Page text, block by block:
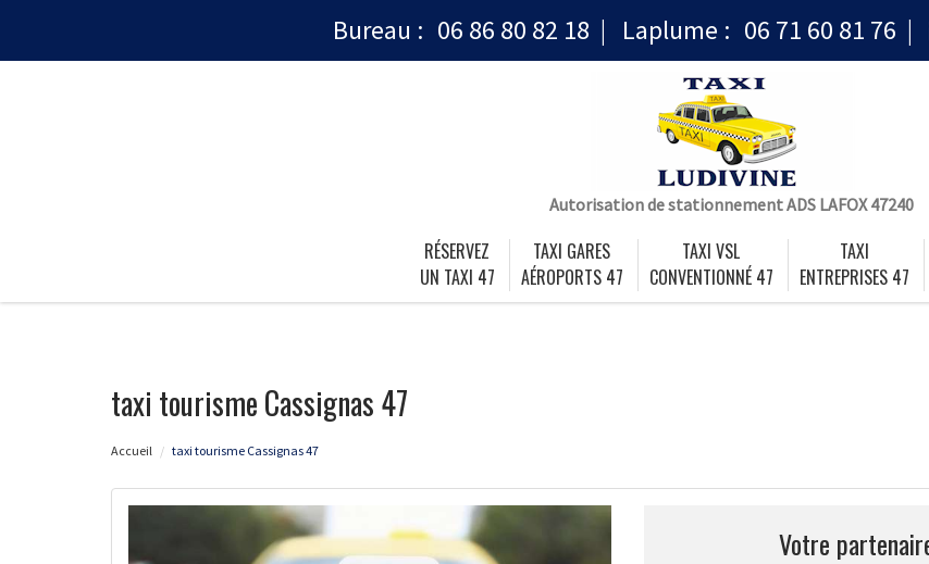
Bureau : 06 86 80 82 18 Laplume : 06 71 60 81 76
Autorisation de stationnement ADS LAFOX 47240
RÉSERVEZ
UN TAXI 47
TAXI GARES
AÉROPORTS 47
TAXI VSL
CONVENTIONNÉ 47
TAXI
ENTREPRISES 47
taxi tourisme Cassignas 47
Accueil taxi tourisme Cassignas 47
Votre